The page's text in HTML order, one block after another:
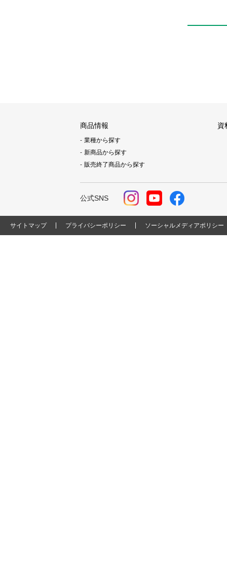
商品情報
業種から探す
新商品から探す
販売終了商品から探す
資
公式SNS
サイトマップ プライバシーポリシー ソーシャルメディアポリシー